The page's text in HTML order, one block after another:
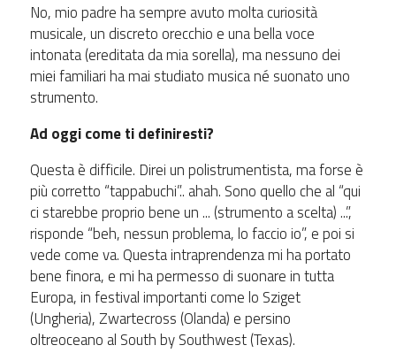
No, mio padre ha sempre avuto molta curiosità
musicale, un discreto orecchio e una bella voce
intonata (ereditata da mia sorella), ma nessuno dei
miei familiari ha mai studiato musica né suonato uno
strumento.
Ad oggi come ti definiresti?
Questa è difficile. Direi un polistrumentista, ma forse è
più corretto “tappabuchi”.. ahah. Sono quello che al “qui
ci starebbe proprio bene un ... (strumento a scelta) ...”,
risponde “beh, nessun problema, lo faccio io”, e poi si
vede come va. Questa intraprendenza mi ha portato
bene finora, e mi ha permesso di suonare in tutta
Europa, in festival importanti come lo Sziget
(Ungheria), Zwartecross (Olanda) e persino
oltreoceano al South by Southwest (Texas).